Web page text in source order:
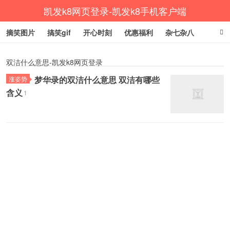
凯发k8网页登录-凯发k8手机客户端
摘笑图片 搞笑gif 开心时刻 优惠福利 杂七杂八
双洁什么意思-凯发k8网页登录
涨姿势
梦华录的双洁什么意思 双洁有哪些
含义 1